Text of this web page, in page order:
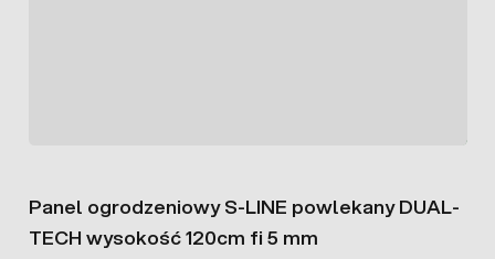
Panel ogrodzeniowy S-LINE powlekany DUAL-
TECH wysokość 120cm fi 5 mm